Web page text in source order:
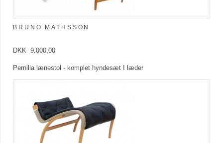
BRUNO MATHSSON
DKK 9.000,00
Pernilla lænestol - komplet hyndesæt I læder